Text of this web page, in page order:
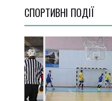
СПОРТИВНI ПОДІЇ